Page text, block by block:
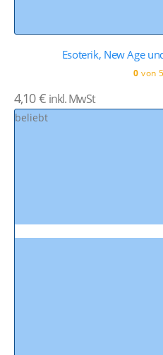
Esoterik, New Age
0 von 5
4,10€ inkl. MwSt
beliebt